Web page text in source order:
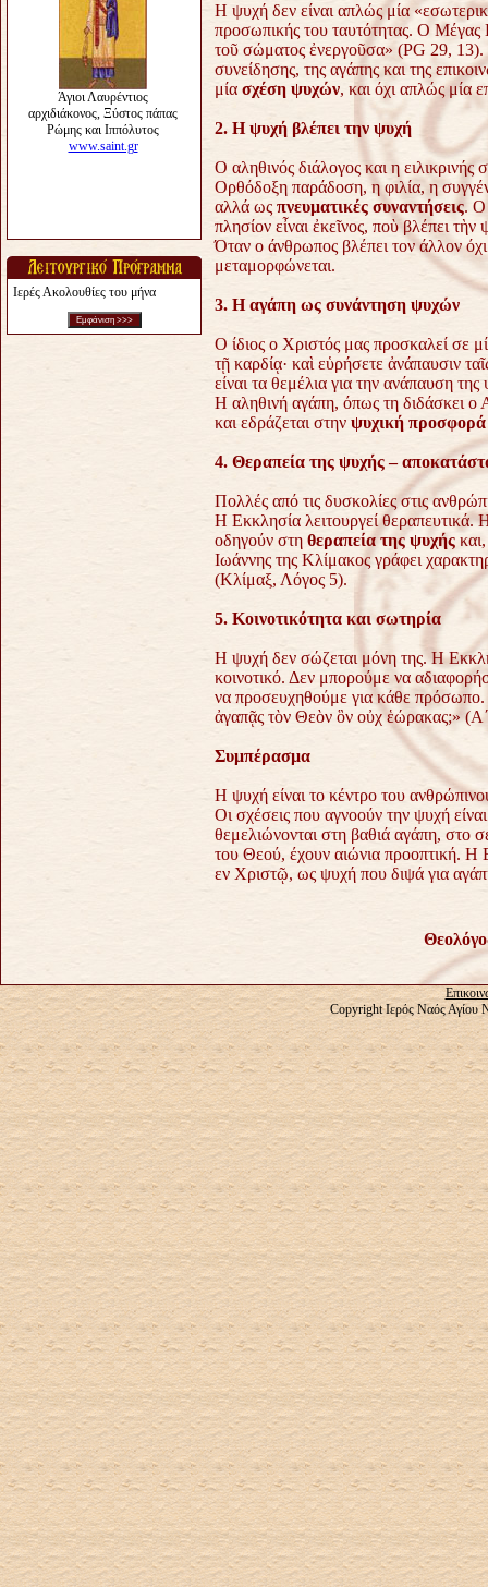
Ιερές Ακολουθίες του μήνα
Η ψυχή δεν είναι απλώς μία
προσωπικής του ταυτότητας. Ο Μέγας
τοῦ σώματος ἐνεργοῦσα» (PG 29, 13).
συνείδησης, της αγάπης και της
μία σχέση ψυχών, και όχι απλώς μία
2. Η ψυχή βλέπει την ψυχή
Ο αληθινός διάλογος και η
Ορθόδοξη παράδοση, η φιλία, η
αλλά ως πνευματικές συναντήσεις. Ο
πλησίον εἶναι ἐκεῖνος, ποὺ βλέπει
Όταν ο άνθρωπος βλέπει τον άλλον
μεταμορφώνεται.
3. Η αγάπη ως συνάντηση ψυχών
Ο ίδιος ο Χριστός μας προσκαλεί σε
τῇ καρδίᾳ· καὶ εὑρήσετε ἀνάπαυσιν
είναι τα θεμέλια για την ανάπαυση
Η αληθινή αγάπη, όπως τη διδάσκει
και εδράζεται στην ψυχική προσφορά
4. Θεραπεία της ψυχής –
Πολλές από τις δυσκολίες στις
Η Εκκλησία λειτουργεί
οδηγούν στη θεραπεία της ψυχής
Ιωάννης της Κλίμακος γράφει
(Κλίμαξ, Λόγος 5).
5. Κοινοτικότητα και σωτηρία
Η ψυχή δεν σώζεται μόνη της. Η
κοινοτικό. Δεν μπορούμε να
να προσευχηθούμε για κάθε
ἀγαπᾷς τὸν Θεὸν ὃν οὐχ ἑώρακας;»
Συμπέρασμα
Η ψυχή είναι το κέντρο του
Οι σχέσεις που αγνοούν την ψυχή
θεμελιώνονται στη βαθιά αγάπη, στο
του Θεού, έχουν αιώνια προοπτική. Η
εν Χριστῷ, ως ψυχή που διψά για
Copyright Ιερός Ναός Αγίου